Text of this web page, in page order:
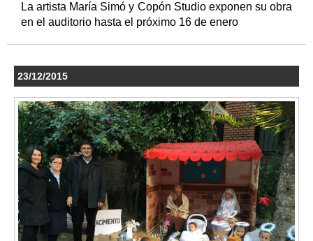
La artista María Simó y Copón Studio exponen su obra
en el auditorio hasta el próximo 16 de enero
23/12/2015